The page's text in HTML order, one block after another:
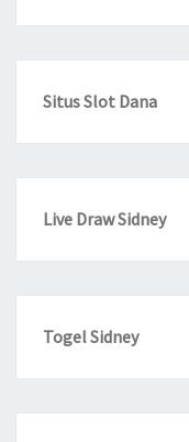
Situs Slot Dana
Live Draw Sidney
Togel Sidney